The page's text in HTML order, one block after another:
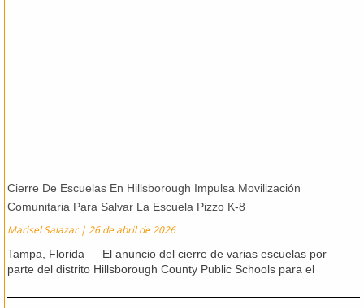
Cierre De Escuelas En Hillsborough Impulsa Movilización
Comunitaria Para Salvar La Escuela Pizzo K-8
Marisel Salazar 26 de abril de 2026
Tampa, Florida — El anuncio del cierre de varias escuelas por
parte del distrito Hillsborough County Public Schools para el